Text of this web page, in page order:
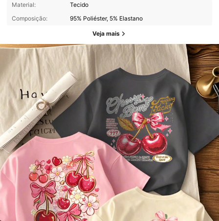
Material:
Tecido
Composição:
95% Poliéster, 5% Elastano
Veja mais